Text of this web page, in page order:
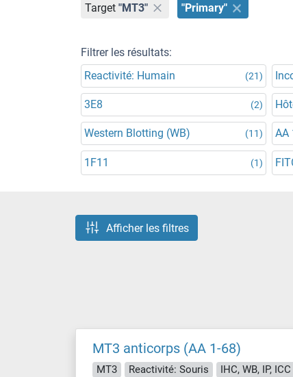
Target "MT3" "Primary"
Filtrer les résultats:
Reactivité: Humain
(21)
3E8 (2)
Western Blotting (WB) (11) AA
1F11 (1)
Afficher les filtres
MT3 anticorps (AA 1-68)
MT3 Reactivité: Souris IHC, WB, IP, ICC